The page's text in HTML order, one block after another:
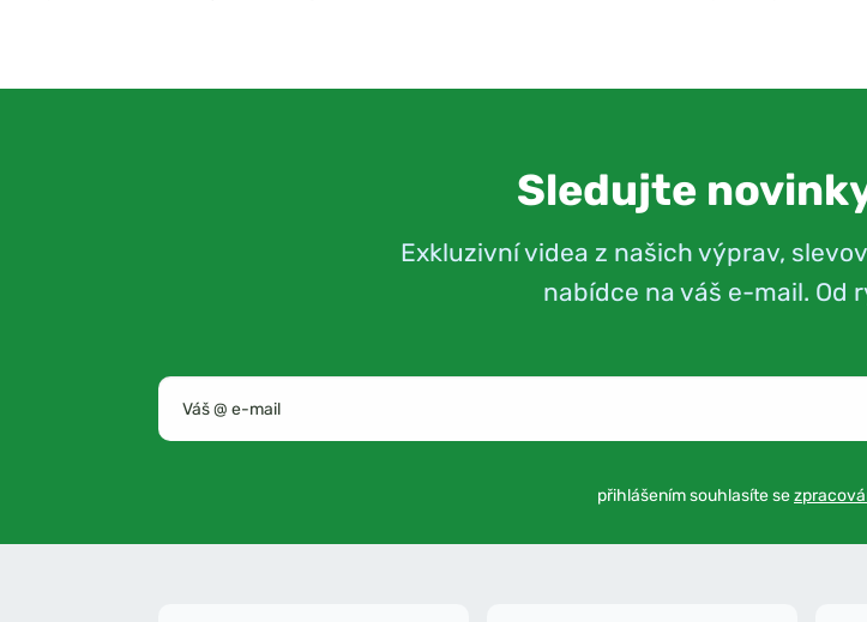
Sledujte
Exkluzivní videa z našich výprav,
nabídce na váš e-mail. Od
přihlášením souhlasíte se